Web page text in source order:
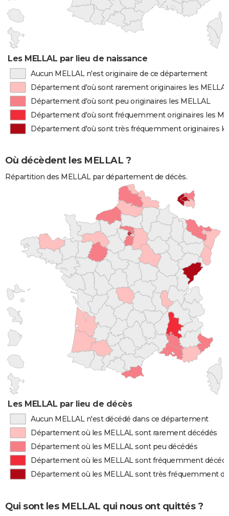
Les MELLAL par lieu de naissance
Aucun MELLAL n'est originaire de ce département
Département d'où sont rarement originaires les
Département d'où sont peu originaires les MELLAL
Département d'où sont fréquemment originaires les
Département d'où sont très fréquemment originaires
Où décèdent les MELLAL ?
Répartition des MELLAL par département de décès.
Les MELLAL par lieu de décès
Aucun MELLAL n'est décédé dans ce département
Département où les MELLAL sont rarement décédés
Département où les MELLAL sont peu décédés
Département où les MELLAL sont fréquemment
Département où les MELLAL sont très fréquemment
Qui sont les MELLAL qui nous ont quittés ?